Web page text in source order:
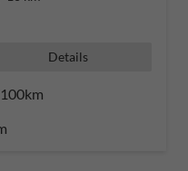
Details